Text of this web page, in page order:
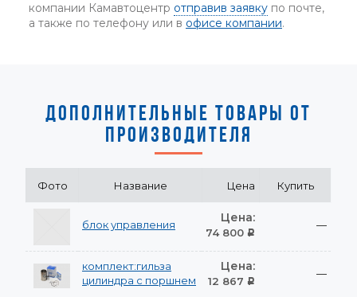
компании Камавтоцентр отправив заявку по почте,
а также по телефону или в офисе компании.
ДОПОЛНИТЕЛЬНЫЕ ТОВАРЫ ОТ
ПРОИЗВОДИТЕЛЯ
Фото Название Цена Купить
блок управления Цена:
74 800 Р
—
комплект:гильза
цилиндра с поршнем
Цена:
12 867 Р
—